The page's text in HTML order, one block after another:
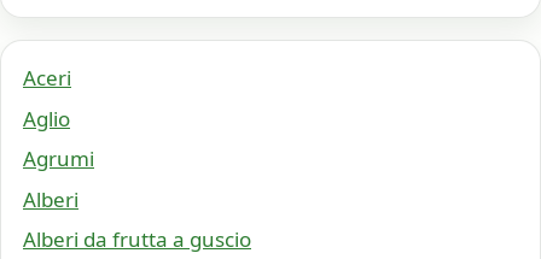
Aceri
Aglio
Agrumi
Alberi
Alberi da frutta a guscio